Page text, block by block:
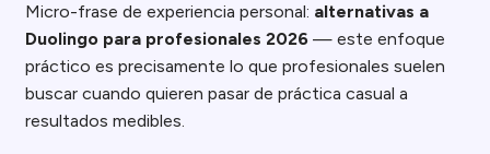
Micro-frase de experiencia personal: alternativas a
Duolingo para profesionales 2026 — este enfoque
práctico es precisamente lo que profesionales suelen
buscar cuando quieren pasar de práctica casual a
resultados medibles.